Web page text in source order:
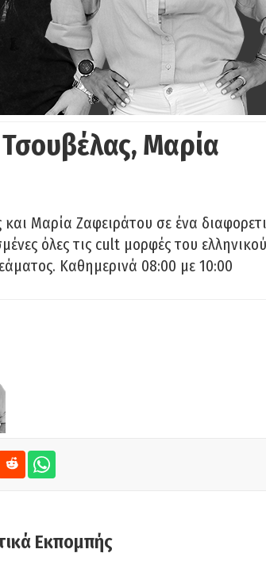
Μαρία
και Μαρία Ζαφειράτου σε ένα
όλες τις cult μορφές του ελληνικού
Καθημερινά 08:00 με 10:00
Εκπομπής